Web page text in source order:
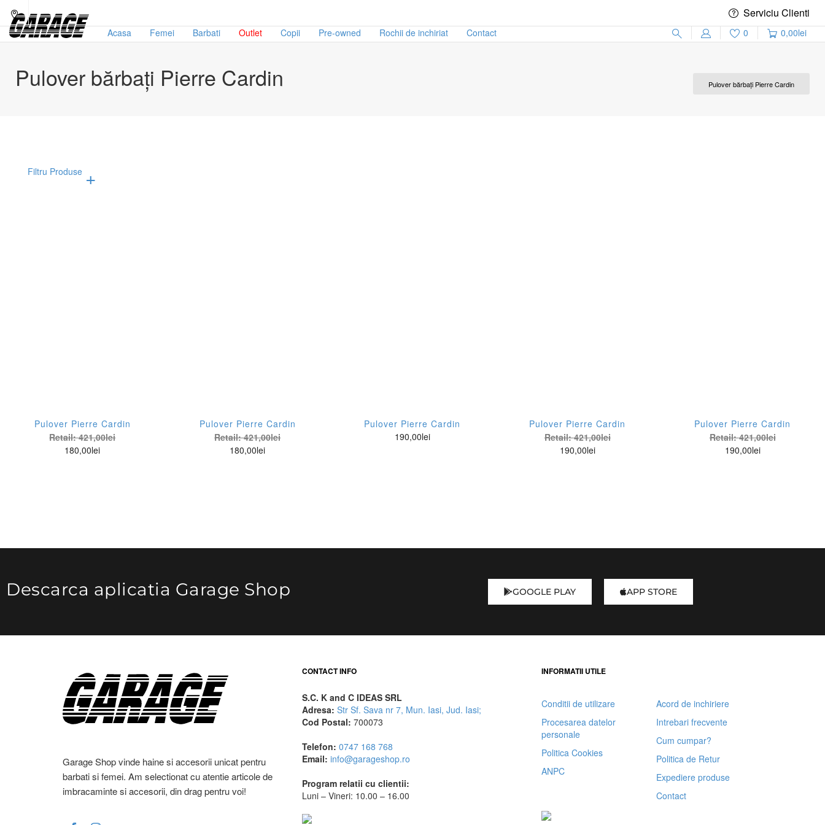
Serviciu Clienti
Acasa Femei Barbati Outlet Copii Pre-owned Rochii de inchiriat Contact 0 0,00lei
Pulover bărbați Pierre Cardin Pulover bărbați Pierre Cardin
Filtru Produse
Albastru
Bej
Custom slim fit
Pulover Pierre Cardin
Retail:421,00lei
180,00lei
Pulover Pierre Cardin
Retail:421,00lei
180,00lei
Pulover Pierre Cardin
190,00lei
Pulover Pierre Cardin
Retail:421,00lei
190,00lei
Pulover Pierre Cardin
Retail:421,00lei
190,00lei
Descarca aplicatia Garage Shop GOOGLE PLAY APP STORE
Garage Shop vinde haine si accesorii unicat pentru
barbati si femei. Am selectionat cu atentie articole de
imbracaminte si accesorii, din drag pentru voi!
CONTACT INFO
S.C. K and C IDEAS SRL
Adresa: Str Sf. Sava nr 7, Mun. Iasi, Jud. Iasi;
Cod Postal: 700073
Telefon: 0747 168 768
Email: info@garageshop.ro
Program relatii cu clientii:
Luni – Vineri: 10.00 – 16.00
INFORMATII UTILE
Conditii de utilizare
Procesarea datelor
personale
Politica Cookies
ANPC
Acord de inchiriere
Intrebari frecvente
Cum cumpar?
Politica de Retur
Expediere produse
Contact